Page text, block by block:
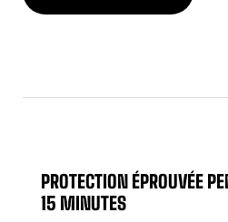
PROTECTION ÉPROUVÉE
15 MINUTES